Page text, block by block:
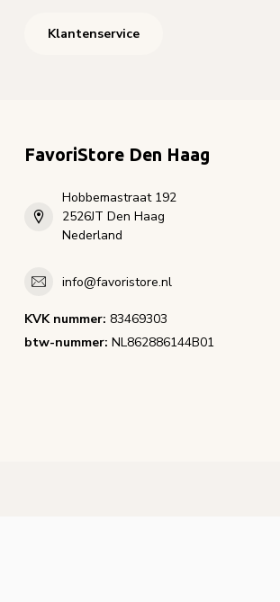
Klantenservice
FavoriStore Den Haag
Hobbemastraat 192
2526JT Den Haag
Nederland
info@favoristore.nl
KVK nummer: 83469303
btw-nummer: NL862886144B01